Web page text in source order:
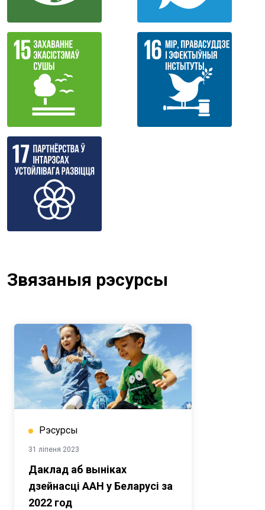
Звязаныя рэсурсы
Рэсурсы
31 ліпеня 2023
Даклад аб выніках
дзейнасці ААН у Беларусі за
2022 год